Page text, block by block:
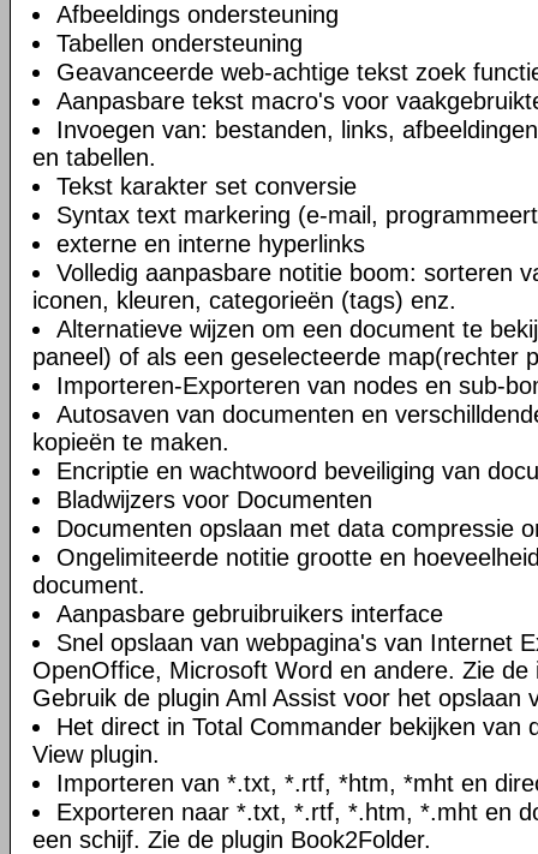
Afbeeldings ondersteuning
Tabellen ondersteuning
Geavanceerde web-achtige tekst zoek
Aanpasbare tekst macro's voor
Invoegen van: bestanden, links,
en tabellen.
Tekst karakter set conversie
Syntax text markering (e-mail,
externe en interne hyperlinks
Volledig aanpasbare notitie boom: sorteren
iconen, kleuren, categorieën (tags) enz.
Alternatieve wijzen om een document te
paneel) of als een geselecteerde map(rechter
Importeren-Exporteren van nodes en sub-
Autosaven van documenten en
kopieën te maken.
Encriptie en wachtwoord beveiliging van
Bladwijzers voor Documenten
Documenten opslaan met data compressie
Ongelimiteerde notitie grootte en
document.
Aanpasbare gebruibruikers interface
Snel opslaan van webpagina's van Internet
OpenOffice, Microsoft Word en andere. Zie de
Gebruik de plugin Aml Assist voor het opslaan
Het direct in Total Commander bekijken van
View plugin.
Importeren van *.txt, *.rtf, *htm, *mht en
Exporteren naar *.txt, *.rtf, *.htm, *.mht en
een schijf. Zie de plugin Book2Folder.